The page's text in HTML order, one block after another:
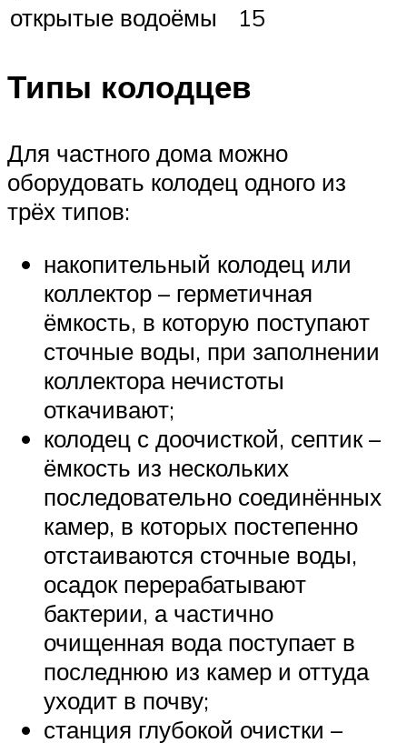
открытые водоёмы
15
Типы колодцев
Для частного дома можно
оборудовать колодец одного из
трёх типов:
накопительный колодец или
коллектор – герметичная
ёмкость, в которую поступают
сточные воды, при заполнении
коллектора нечистоты
откачивают;
колодец с доочисткой, септик –
ёмкость из нескольких
последовательно соединённых
камер, в которых постепенно
отстаиваются сточные воды,
осадок перерабатывают
бактерии, а частично
очищенная вода поступает в
последнюю из камер и оттуда
уходит в почву;
станция глубокой очистки –